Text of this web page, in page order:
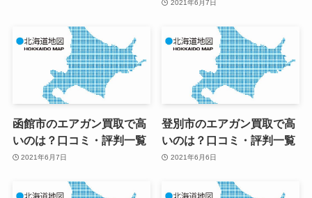
2021年6月7日
函館市のエアガン買取で高
いのは？口コミ・評判一覧
2021年6月7日
登別市のエアガン買取で高
いのは？口コミ・評判一覧
2021年6月6日